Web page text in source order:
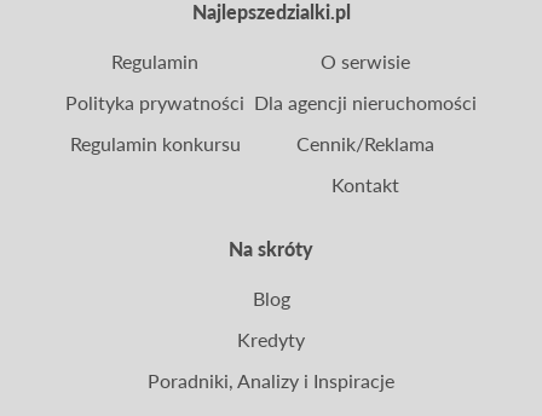
Najlepszedzialki.pl
Na skróty
Regulamin
Polityka prywatności
Regulamin konkursu
O serwisie
Dla agencji nieruchomości
Cennik/Reklama
Kontakt
Blog
Kredyty
Poradniki, Analizy i Inspiracje